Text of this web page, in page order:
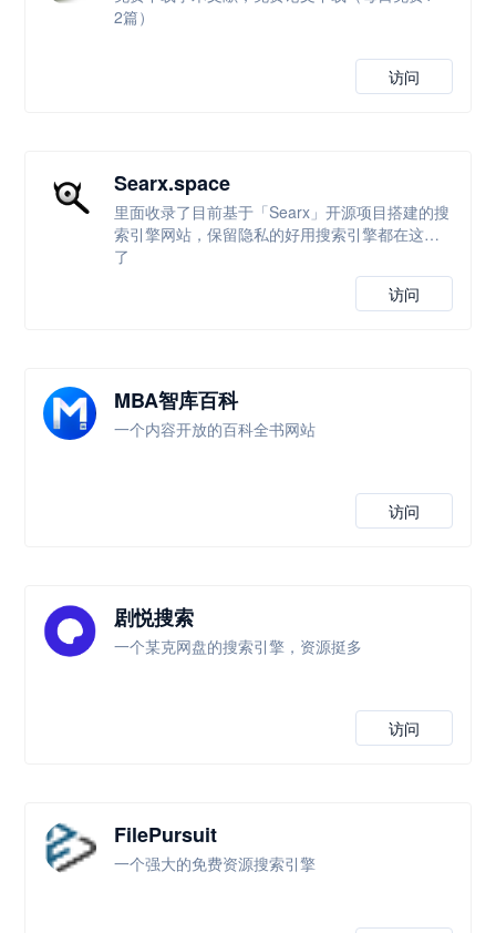
2篇）
访问
Searx.space
里面收录了目前基于「Searx」开源项目搭建的搜
索引擎网站，保留隐私的好用搜索引擎都在这里
了
访问
MBA智库百科
一个内容开放的百科全书网站
访问
剧悦搜索
一个某克网盘的搜索引擎，资源挺多
访问
FilePursuit
一个强大的免费资源搜索引擎